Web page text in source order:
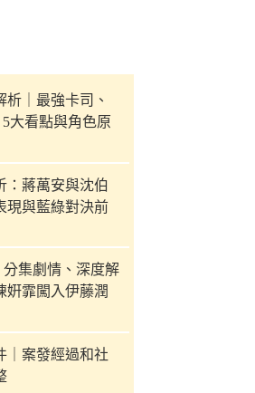
｜最強卡司、
大看點與角色原
：蔣萬安與沈伯
現與藍綠對決前
集劇情、深度解
姸霏闖入伊藤潤
｜案發經過和社